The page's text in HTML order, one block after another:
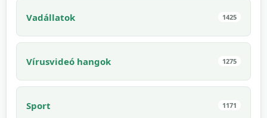
Vadállatok 1425
Vírusvideó hangok 1275
Sport 1171